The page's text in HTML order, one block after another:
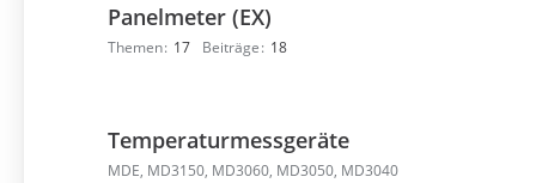
Panelmeter (EX)
Themen 17 Beiträge 18
Temperaturmessgeräte
MDE, MD3150, MD3060, MD3050, MD3040